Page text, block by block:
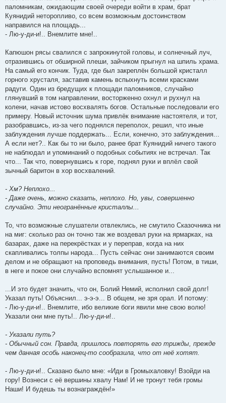
паломникам, ожидающим своей очереди войти в храм, брат
Куянидий неторопливо, со всем возможным достоинством
направился на площадь...
- Лю-у-ди-и!.. Внемлите мне!..
Капюшон рясы свалился с запрокинутой головы, и солнечный луч,
отразившись от обширной плеши, зайчиком прыгнул на шпиль храма.
На самый его кончик. Туда, где был закреплён большой кристалл
горного хрусталя, заставив камень вспыхнуть всеми красками
радуги. Один из бредущих к площади паломников, случайно
глянувший в том направлении, восторженно охнул и рухнул на
колени, начав истово восхвалять богов. Остальные последовали его
примеру. Новый источник шума привлёк внимание настоятеля, и тот,
разобравшись, из-за чего поднялся переполох, решил, что иные
заблуждения лучше поддержать... Если, конечно, это заблуждения...
А если нет?.. Как бы то ни было, ранее брат Куянидий ничего такого
не наблюдал и упоминаний о подобных событиях не встречал. Так
что... Так что, повернувшись к горе, поднял руки и вплёл свой
зычный баритон в хор восхвалений.
- Хм? Неплохо...
- Даже очень, можно сказать, неплохо. Но, увы, совершенно
случайно. Эти неогранённые кристаллы...
То, что возможные слушатели отвлеклись, не смутило Сказочника ни
на миг: сколько раз он точно так же воздевал руки на ярмарках, на
базарах, даже на перекрёстках и у переправ, когда на них
скапливались толпы народа... Пусть сейчас они занимаются своим
делом и не обращают на проповедь внимания, пусть! Потом, в тиши,
в неге и покое они случайно вспомнят услышанное и...
...И это будет значить, что он, Болий Немий, исполнил свой долг!
Указал путь! Объяснил... э-э-э... В общем, не зря орал. И потому:
- Лю-у-ди-и!.. Внемлите, ибо великие боги явили мне свою волю!
Указали они мне путь!.. Лю-у-ди-и!..
- Указали путь?
- Обычный сон. Правда, пришлось повторять его трижды, прежде
чем данная особь наконец-то сообразила, что от неё хотят.
- Лю-у-ди-и!.. Сказано было мне: «Иди в Громыхаловку! Взойди на
гору! Вознеси с её вершины хвалу Нам! И не тронут тебя громы
Наши! И будешь ты вознаграждён!»